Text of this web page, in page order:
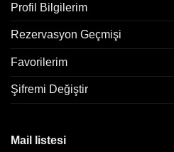
Profil Bilgilerim
Rezervasyon Geçmişi
Favorilerim
Şifremi Değiştir
Mail listesi